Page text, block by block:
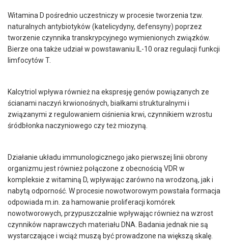
Witamina D pośrednio uczestniczy w procesie tworzenia tzw.
naturalnych antybiotyków (katelicydyny, defensyny) poprzez
tworzenie czynnika transkrypcyjnego wymienionych związków.
Bierze ona także udział w powstawaniu IL-10 oraz regulacji funkcji
limfocytów T.
Kalcytriol wpływa również na ekspresję genów powiązanych ze
ścianami naczyń krwionośnych, białkami strukturalnymi i
związanymi z regulowaniem ciśnienia krwi, czynnikiem wzrostu
śródbłonka naczyniowego czy też miozyną.
Działanie układu immunologicznego jako pierwszej linii obrony
organizmu jest również połączone z obecnością VDR w
kompleksie z witaminą D, wpływając zarówno na wrodzoną, jak i
nabytą odporność. W procesie nowotworowym powstała formacja
odpowiada m.in. za hamowanie proliferacji komórek
nowotworowych, przypuszczalnie wpływając również na wzrost
czynników naprawczych materiału DNA. Badania jednak nie są
wystarczające i wciąż muszą być prowadzone na większą skalę.